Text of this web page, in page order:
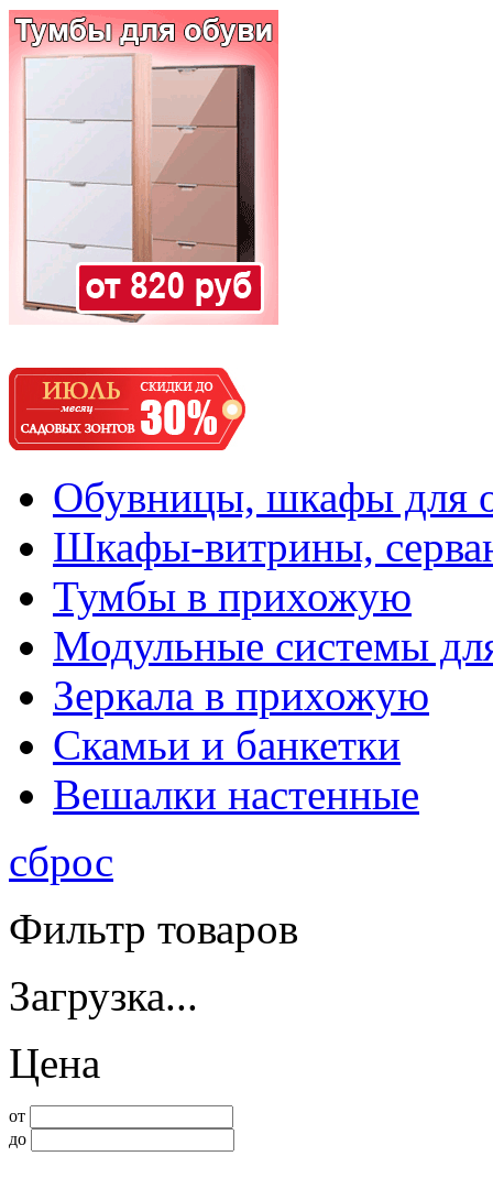
Обувницы, шкафы для
Шкафы-витрины,
Тумбы в прихожую
Модульные системы
Зеркала в прихожую
Скамьи и банкетки
Вешалки настенные
сброс
Фильтр товаров
Загрузка...
Цена
от
до